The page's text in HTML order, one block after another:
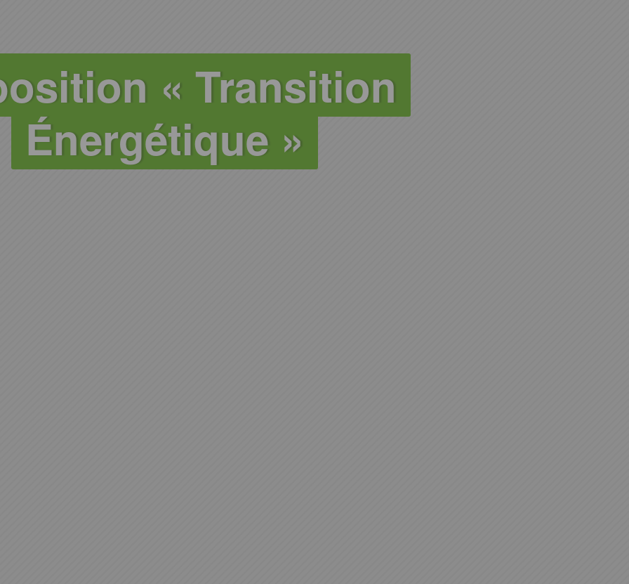
« Transition
Énergétique »